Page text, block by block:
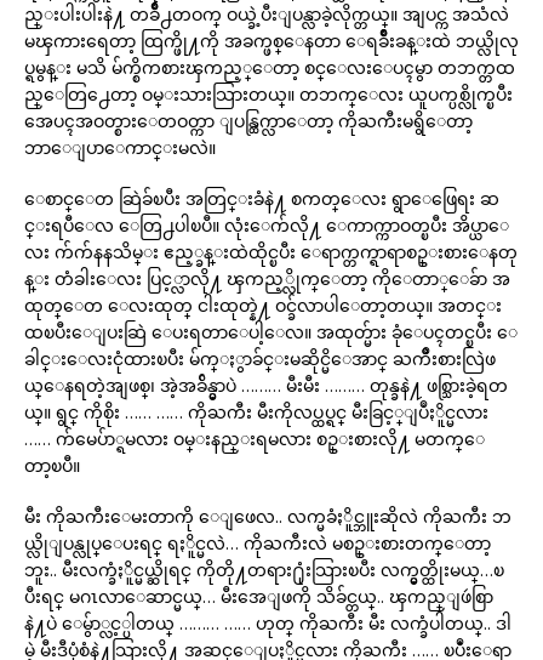
ည္းပါးပါးနဲ႔ တခ်ိဳ႕တဝက္ ဝယ္ခဲ့ပီးျပန္လာခဲ့လိုက္တယ္။ အျပင္က အသံလဲ
မၾကားရေတာ့ ထြက္ဖို႔ကို အခက္ဖစ္ေနတာ ေရခ်ိဳးခန္းထဲ ဘယ္လိုလု
ပ္ရမွန္း မသိ မ်က္စိကစားၾကည့္ေတာ့ စင္ေလးေပၚမွာ တဘက္တထ
ည္ေတြ႕ေတာ့ ဝမ္းသားသြားတယ္။ တဘက္ေလး ယူပက္ပစ္လိုက္ၿပီး
အေပၚအဝတ္စားေတဝတ္ကာ ျပန္ထြက္လာေတာ့ ကိုႀကီးမရွိေတာ့
ဘာေျပာေကာင္းမလဲ။
ေစာင္ေတ ဆြဲခ်ၿပီး အတြင္းခံနဲ႔ စကတ္ေလး ရွာေဖြေရး ဆ
င္းရပီေလ ေတြ႕ပါၿပီ။ လုံးေက်လို႔ ေကာက္ကာဝတ္ၿပီး အိပ္ယာေ
လး က်က်နနသိမ္း ဧည့္ခန္းထဲထိုင္ၿပီး ေရာက္တက္ရာရာစဥ္းစားေနတု
န္း တံခါးေလး ပြင့္လာလို႔ ၾကည့္လိုက္ေတာ့ ကိုေတာ္ေခ်ာ အ
ထုတ္ေတ ေလးထုတ္ ငါးထုတ္နဲ႔ ဝင္ခ်လာပါေတာ့တယ္။ အတင္း
ထၿပီးေျပးဆြဲ ေပးရတာေပါ့ေလ။ အထုတ္မ်ား ခုံေပၚတင္ၿပီး ေ
ခါင္းေလးငုံထားၿပီး မ်က္ႏွာခ်င္းမဆိုင္မိေအာင္ ႀကိဳးစားလြဲဖ
ယ္ေနရတဲ့အျဖစ္၊ အဲ့အခ်ိန္မွာပဲ ……… မီးမီး ……… တုန္ခနဲ႔ ဖစ္သြားခဲ့ရတ
ယ္။ ရွင္ ကိုစိုး …… …… ကိုႀကီး မီးကိုလပ္ထပ္ရင္ မီးခြင့္ျပဳႏိူင္မလား
…… က်မေပ်ာ္ရမလား ဝမ္းနည္းရမလား စဥ္းစားလို႔ မတက္ေ
တာ့ၿပီ။
မီး ကိုႀကီးေမးတာကို ေျဖေလ.. လက္မခံႏိူင္ဘူးဆိုလဲ ကိုႀကီး ဘ
ယ္လိုျပန္လုပ္ေပးရင္ ရႏိူင္မလဲ… ကိုႀကီးလဲ မစဥ္းစားတက္ေတာ့
ဘူး.. မီးလက္ခံႏိူင္မယ္ဆိုရင္ ကိုတို႔တရား႐ုံးသြားၿပီး လက္မွတ္ထိုးမယ္…ၿ
ပီးရင္ မဂၤလာေဆာင္မယ္… မီးအေျဖကို သိခ်င္တယ္.. ၾကည္ျဖဴစြာ
နဲ႔ပဲ ေမွ်ာ္လင့္ပါတယ္ ……… …… ဟုတ္ ကိုႀကီး မီး လက္ခံပါတယ္.. ဒါ
မဲ့ မီးဒီပုံစံနဲ႔သြားလို႔ အဆင္ေျပႏိူင္မလား ကိုႀကီး …… ၿပဳံးေရာ